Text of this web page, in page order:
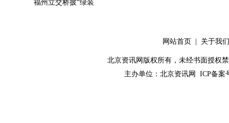
福州立交桥披“绿装
网站首页 关于我们
北京资讯网版权所有，未经书面授权
主办单位： 北京资讯网 ICP备案